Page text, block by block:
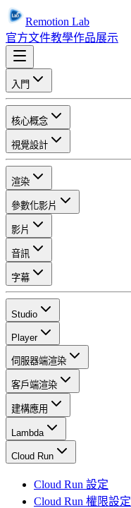
Remotion Lab
官方文件教學作品展示
入門
核心概念
視覺設計
渲染
參數化影片
影片
音訊
字幕
Studio
Player
伺服器端渲染
客戶端渲染
建構應用
Lambda
Cloud Run
Cloud Run 設定
Cloud Run 權限設定